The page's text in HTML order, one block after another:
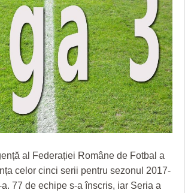
TERASĂ
KIERKEGAARD
LA A LA Z
al Federației Române de Fotbal a
celor cinci serii pentru sezonul 2017-
77 de echipe s-a înscris, iar Seria a